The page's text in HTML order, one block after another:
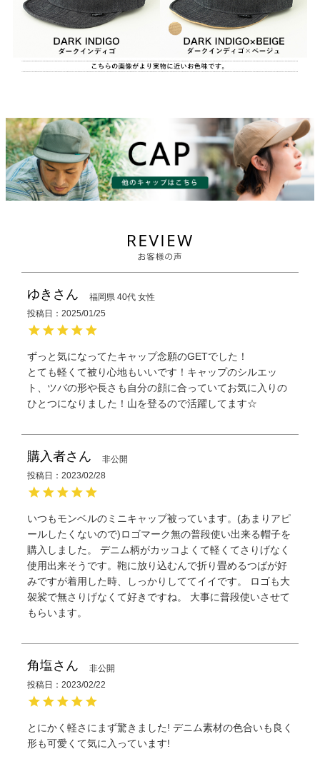
ゆき 福岡県 40代 女性
投稿日
2025/01/25
ずっと気になってたキャップ念願のGETでした！
とても軽くて被り心地もいいです！キャップのシルエッ
ト、ツバの形や長さも自分の顔に合っていてお気に入りの
ひとつになりました！山を登るので活躍してます☆
購入者
非公開
投稿日
2023/02/28
いつもモンベルのミニキャップ被っています。(あまりアピ
ールしたくないので)ロゴマーク無の普段使い出来る帽子を
購入しました。 デニム柄がカッコよくて軽くてさりげなく
使用出来そうです。鞄に放り込むんで折り畳めるつばが好
みですが着用した時、しっかりしててイイです。 ロゴも大
袈裟で無さりげなくて好きですね。 大事に普段使いさせて
もらいます。
角塩
非公開
投稿日
2023/02/22
とにかく軽さにまず驚きました! デニム素材の色合いも良く
形も可愛くて気に入っています!